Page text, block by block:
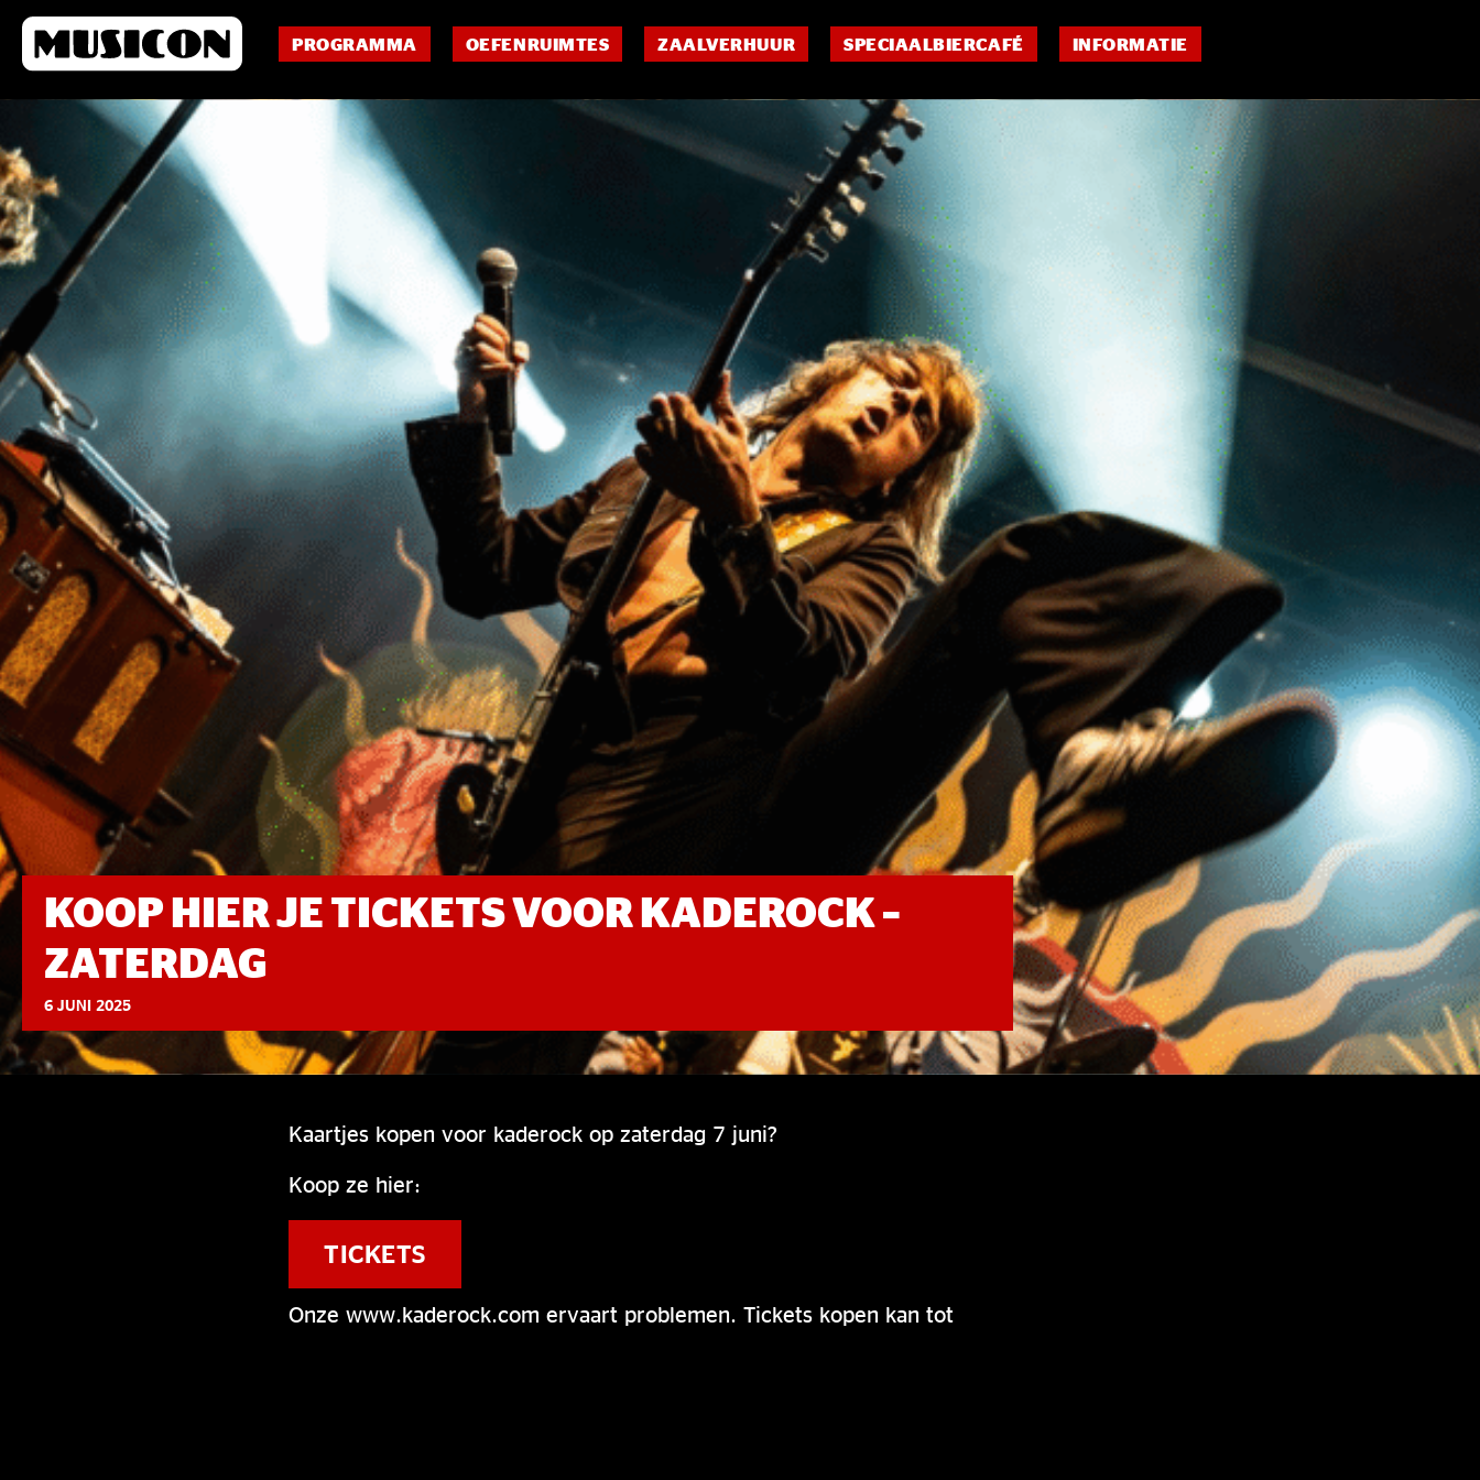
PROGRAMMA OEFENRUIMTES ZAALVERHUUR SPECIAALBIERCAFÉ INFORMATIE
KOOP HIER JE TICKETS VOOR KADEROCK –
ZATERDAG
6 JUNI 2025
Kaartjes kopen voor kaderock op zaterdag 7 juni?
Koop ze hier:
TICKETS
Onze www.kaderock.com ervaart problemen. Tickets kopen kan tot